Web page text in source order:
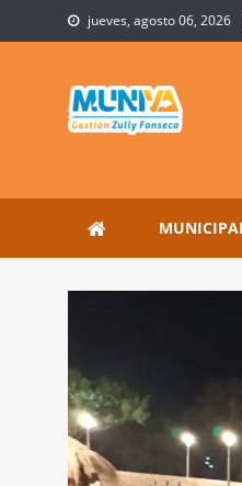
to
jueves, agosto 06, 2026